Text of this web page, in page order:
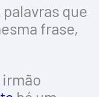
que
frase,